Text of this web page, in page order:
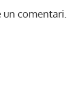
un comentari.